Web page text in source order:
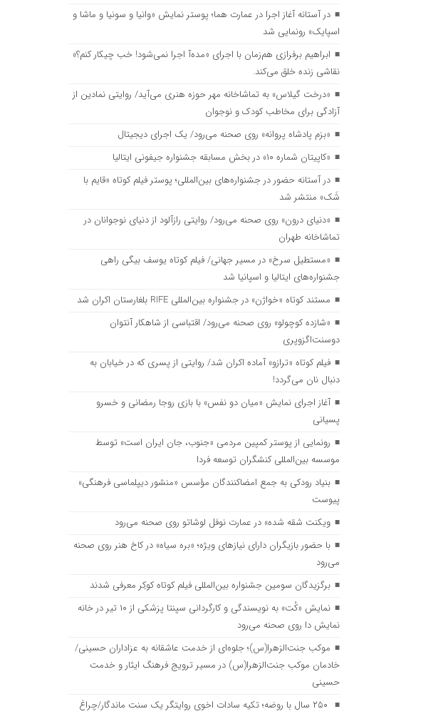
«بزم پادشاه پروانه» روی صحنه می‌رود/ یک اجرای دیجیتال
«دنیای درون» روی صحنه می‌رود/ روایتی رازآلود از دنیای نوجوانان در تماشاخانه طهران
«مستطیل سرخ» در مسیر جهانی/ فیلم کوتاه یوسف بیگی راهی جشنواره‌های ایتالیا و اسپانیا شد
مستند کوتاه «خواژن» در جشنواره بین‌المللی RIFE بلغارستان اکران شد
«شازده کوچولو» روی صحنه می‌رود/ اقتباسی از شاهکار آنتوان دوسنت‌اگزوپری
فیلم کوتاه «ترازو» آماده اکران شد/ روایتی از پسری که در خیابان به دنبال نان می‌گردد!
در آستانه آغاز اجرا در عمارت هما؛ پوستر نمایش «وانیا و سونیا و ماشا و
اسپایک» رونمایی شد
ابراهیم برفرازی هم‌زمان با اجرای «مده‌آ اجرا نمی‌شود! خب چیکار کنم؟»
نقاشی زنده خلق می‌کند.
«درخت گیلاس» به تماشاخانه مهر حوزه هنری می‌آید/ روایتی نمادین از
آزادگی برای مخاطب کودک و نوجوان
«بزم پادشاه پروانه» روی صحنه می‌رود/ یک اجرای دیجیتال
«کاپیتان شماره ۱۰» در بخش مسابقه جشنواره جیفونی ایتالیا
در آستانه حضور در جشنواره‌های بین‌المللی؛ پوستر فیلم کوتاه «قایم با
شَک» منتشر شد
«دنیای درون» روی صحنه می‌رود/ روایتی رازآلود از دنیای نوجوانان در
تماشاخانه طهران
«مستطیل سرخ» در مسیر جهانی/ فیلم کوتاه یوسف بیگی راهی
جشنواره‌های ایتالیا و اسپانیا شد
مستند کوتاه «خواژن» در جشنواره بین‌المللی RIFE بلغارستان اکران شد
«شازده کوچولو» روی صحنه می‌رود/ اقتباسی از شاهکار آنتوان
دوسنت‌اگزوپری
فیلم کوتاه «ترازو» آماده اکران شد/ روایتی از پسری که در خیابان به
دنبال نان می‌گردد!
آغاز اجرای نمایش «میان دو نفس» با بازی روجا رمضانی و خسرو
پسیانی
رونمایی از پوستر کمپین مردمی «جنوب، جان ایران است» توسط
موسسه بین‌المللی کنشگران توسعه فردا
بنیاد رودکی به جمع امضاکنندگان مؤسس «منشور دیپلماسی فرهنگی»
پیوست
ویکنت شقه شده» در عمارت نوفل لوشاتو روی صحنه می‌رود
با حضور بازیگران دارای نیازهای ویژه؛ «بره سیاه» در کاخ هنر روی صحنه
می‌رود
برگزیدگان سومین جشنواره بین‌المللی فیلم کوتاه کوکِر معرفی شدند
نمایش «کُت» به نویسندگی و کارگردانی سپنتا پزشکی از ۱۰ تیر در خانه
نمایش دا روی صحنه می‌رود
موکب جنت‌الزهرا(س)؛ جلوه‌ای از خدمت عاشقانه به عزاداران حسینی/
خادمان موکب جنت‌الزهرا(س) در مسیر ترویج فرهنگ ایثار و خدمت
حسینی
۲۵۰ سال با روضه؛ تکیه سادات اخوی روایتگر یک سنت ماندگار/چراغ